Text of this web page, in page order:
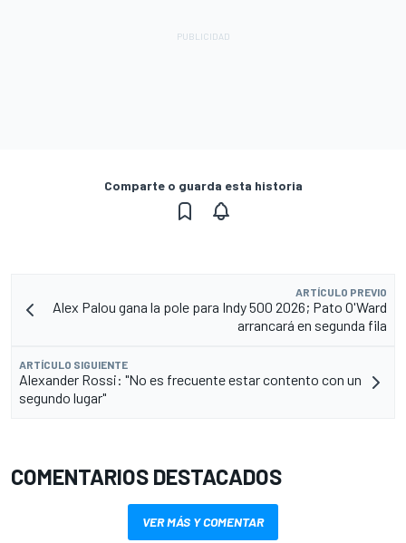
Comparte o guarda esta historia
ARTÍCULO PREVIO
Alex Palou gana la pole para Indy 500 2026; Pato O'Ward
arrancará en segunda fila
ARTÍCULO SIGUIENTE
Alexander Rossi: "No es frecuente estar contento con un
segundo lugar"
COMENTARIOS DESTACADOS
VER MÁS Y COMENTAR